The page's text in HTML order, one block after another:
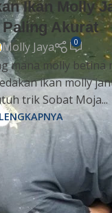
Ikan Molly
Akurat
Molly Jaya 0
mana molly betina
ikan molly
trik Sobat Moja...